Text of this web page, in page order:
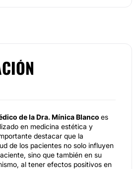
de la Dra. Mínica Blanco es
en medicina estética y
destacar que la
de los pacientes no solo influyen
sino que también en su
al tener efectos positivos en